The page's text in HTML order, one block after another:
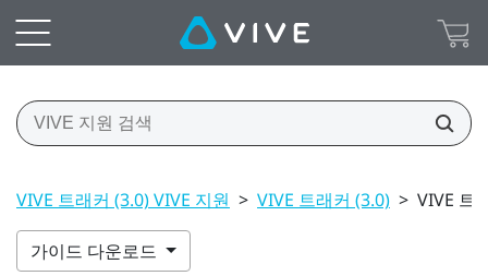
VIVE 트래커 (3.0) VIVE 지원 > VIVE 트래커 (3.0) > VIVE 트
가이드 다운로드